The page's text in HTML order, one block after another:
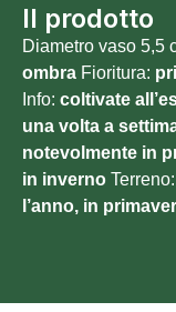
Il prodotto
Diametro vaso
ombra Fioritura:
Info: coltivate
una volta a
notevolmente in
in inverno Terreno:
l’anno, in